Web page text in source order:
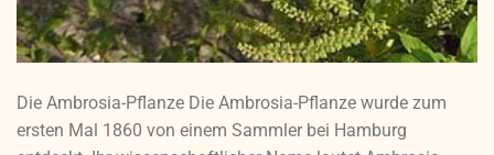
Die Ambrosia-Pflanze Die Ambrosia-Pflanze wurde zum
ersten Mal 1860 von einem Sammler bei Hamburg